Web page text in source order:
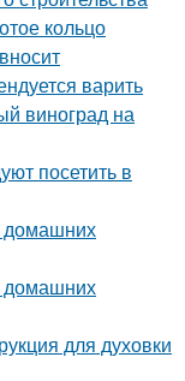
кольцо
варить
виноград на
посетить в
домашних
домашних
для духовки